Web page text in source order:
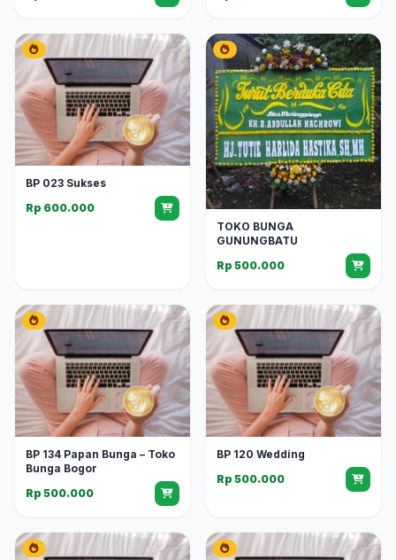
BP 023 Sukses
Rp 600.000
TOKO BUNGA
GUNUNGBATU
Rp 500.000
BP 134 Papan Bunga – Toko
Bunga Bogor
Rp 500.000
BP 120 Wedding
Rp 500.000